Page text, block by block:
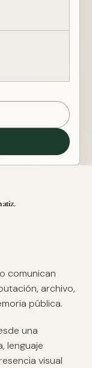
comunican
archivo,
pública.
una
lenguaje
visual